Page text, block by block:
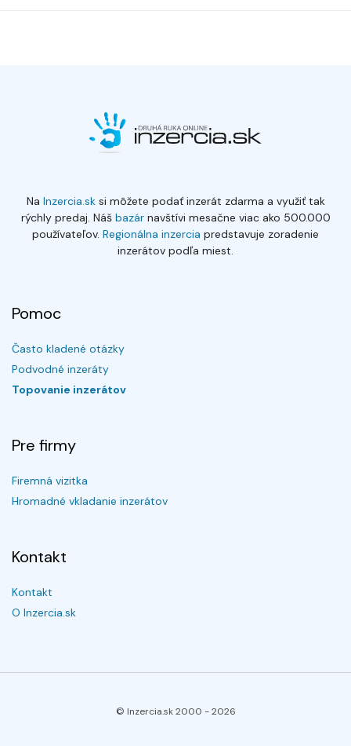
Na Inzercia.sksi môžete podať inzerát zdarma a využiť tak
rýchly predaj. Náš bazárnavštívi mesačne viac ako 500.000
používateľov. Regionálna inzercia predstavuje zoradenie
inzerátov podľa miest.
Pomoc
Často kladené otázky
Podvodné inzeráty
Topovanie inzerátov
Pre firmy
Firemná vizitka
Hromadné vkladanie inzerátov
Kontakt
Kontakt
O Inzercia.sk
© Inzercia.sk 2000 -2026